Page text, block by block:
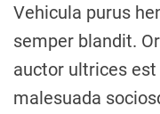
Vehicula purus
semper blandit.
auctor ultrices
malesuada